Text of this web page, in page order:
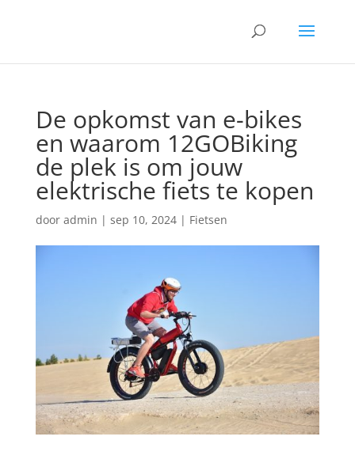
De opkomst van e-bikes
en waarom 12GOBiking
de plek is om jouw
elektrische fiets te kopen
door admin | sep 10, 2024| Fietsen